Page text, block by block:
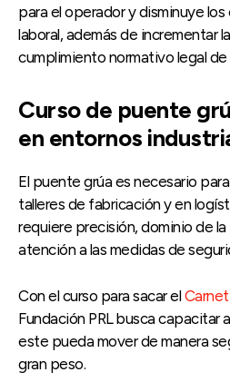
para el operador y disminuye
laboral, además de incrementar
cumplimiento normativo legal de
Curso de puente
en entornos
El puente grúa es necesario
talleres de fabricación y en
requiere precisión, dominio de
atención a las medidas de
Con el curso para sacar el
Fundación PRL busca capacitar
este pueda mover de manera
gran peso.